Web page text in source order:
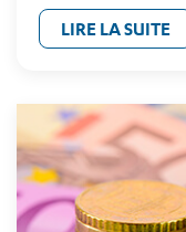
LIRE LA SUITE